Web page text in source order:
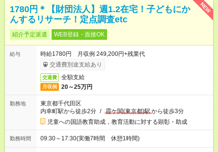
NEW
1780円＊【財団法人】週1.2在宅！子どもにか
んするリサーチ！定点調査etc
紹介予定派遣 WEB登録・面接OK
給与
時給1780円 月収例 249,200円+残業代
交通費別途支給あり
交通費 全額支給
月収例 20～25万円
勤務地
東京都千代田区
内幸町駅から徒歩2分 / 霞ケ関(東京都)駅から徒歩3分
児童への国語教育助成，教育活動に対する顕彰・助成
勤務時間 09:30～17:30(実働7時間 休憩1時間)